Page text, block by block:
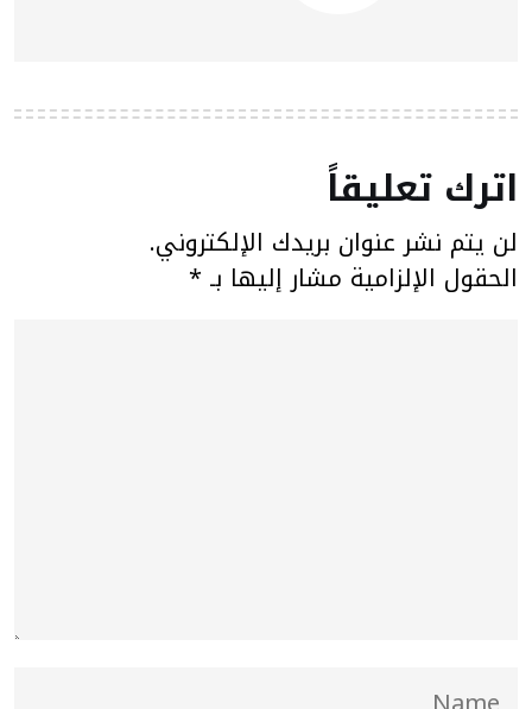
اترك تعليقاً
لن يتم نشر عنوان بريدك الإلكتروني.
الحقول الإلزامية مشار إليها بـ *